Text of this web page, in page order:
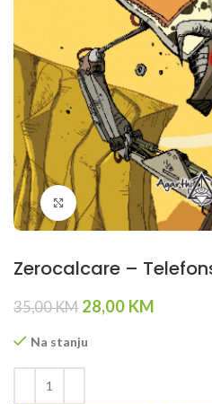
Klikni da povečaš
Zerocalcare –
35,00KM Original
was:
28,00 KM
Na stanju